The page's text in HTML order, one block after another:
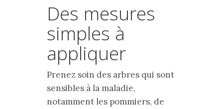
Des mesures
simples à
appliquer
Prenez soin des arbres qui sont
sensibles à la maladie,
notamment les pommiers, de